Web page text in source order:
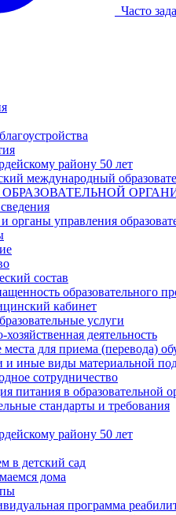
Часто
району 50 лет
международный
органы управления
состав
образовательного
кабинет
услуги
деятельность
для приема (перевода)
и иные виды материальной
сотрудничество
питания в образовательной
стандарты и требования
району 50 лет
в детский сад
дома
программа